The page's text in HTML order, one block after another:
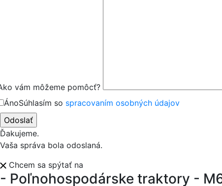
vám môžeme pomôcť?
ÁnoSúhlasím so spracovaním osobných údajov
Ďakujeme.
Vaša správa bola odoslaná.
Chcem sa spýtať na
- Poľnohospodárske traktory -